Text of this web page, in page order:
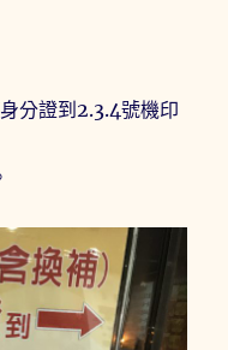
分證到2.3.4號機印